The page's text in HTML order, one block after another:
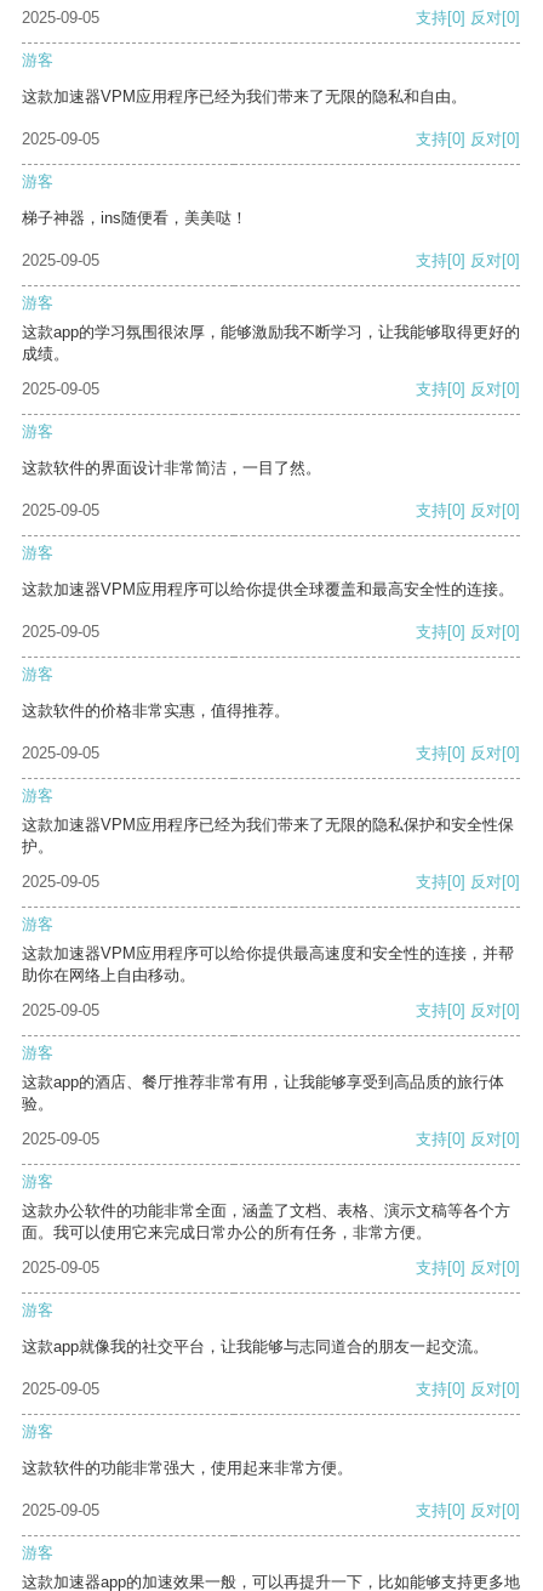
2025-09-05
支持[0] 反对[0]
游客
这款加速器VPM应用程序已经为我们带来了无限的隐私和自由。
2025-09-05 支持[0] 反对[0]
游客
梯子神器，ins随便看，美美哒！
2025-09-05 支持[0] 反对[0]
游客
这款app的学习氛围很浓厚，能够激励我不断学习，让我能够取得更好的
成绩。
2025-09-05
支持[0] 反对[0]
游客
这款软件的界面设计非常简洁，一目了然。
2025-09-05 支持[0] 反对[0]
游客
这款加速器VPM应用程序可以给你提供全球覆盖和最高安全性的连接。
2025-09-05 支持[0] 反对[0]
游客
这款软件的价格非常实惠，值得推荐。
2025-09-05 支持[0] 反对[0]
游客
这款加速器VPM应用程序已经为我们带来了无限的隐私保护和安全性保
护。
2025-09-05
支持[0] 反对[0]
游客
这款加速器VPM应用程序可以给你提供最高速度和安全性的连接，并帮
助你在网络上自由移动。
2025-09-05
支持[0] 反对[0]
游客
这款app的酒店、餐厅推荐非常有用，让我能够享受到高品质的旅行体
验。
2025-09-05
支持[0] 反对[0]
游客
这款办公软件的功能非常全面，涵盖了文档、表格、演示文稿等各个方
面。我可以使用它来完成日常办公的所有任务，非常方便。
2025-09-05
支持[0] 反对[0]
游客
这款app就像我的社交平台，让我能够与志同道合的朋友一起交流。
2025-09-05 支持[0] 反对[0]
游客
这款软件的功能非常强大，使用起来非常方便。
2025-09-05 支持[0] 反对[0]
游客
这款加速器app的加速效果一般，可以再提升一下，比如能够支持更多地